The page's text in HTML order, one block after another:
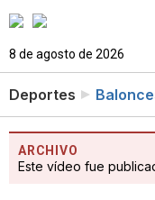
8 de agosto de 2026
Deportes
ARCHIVO
Este vídeo fue